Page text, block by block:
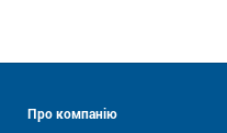
Про компанію